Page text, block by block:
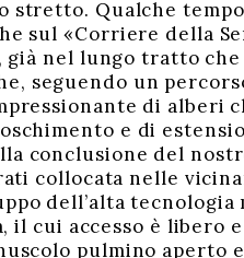
Qualche
sul «Corriere della
nel lungo tratto che
seguendo un
di alberi
e di
conclusione del
collocata nelle
dell’alta tecnologia
il cui accesso è
pulmino aperto